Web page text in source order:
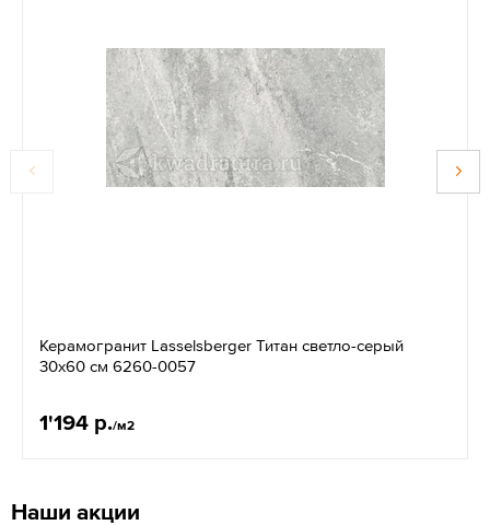
Керамогранит Lasselsberger Титан светло-серый
30х60 см 6260-0057
1'194 р./м2
Наши акции